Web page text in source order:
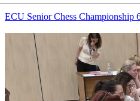
ECU Senior Chess Championship